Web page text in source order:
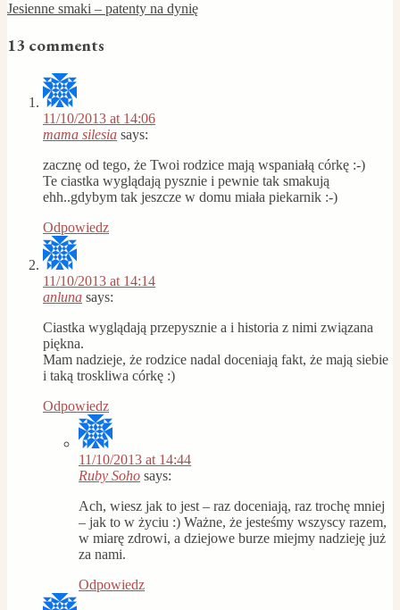
Jesienne smaki – patenty na dynię
13 comments
11/10/2013 at 14:06
mama silesia says:
zacznę od tego, że Twoi rodzice mają wspaniałą córkę :-)
Te ciastka wyglądają pysznie i pewnie tak smakują
ehh..gdybym tak jeszcze w domu miała piekarnik :-)
Odpowiedz
11/10/2013 at 14:14
anluna says:
Ciastka wyglądają przepysznie a i historia z nimi związana
piękna.
Mam nadzieje, że rodzice nadal doceniają fakt, że mają siebie
i taką troskliwa córkę :)
Odpowiedz
11/10/2013 at 14:44
Ruby Soho says:
Ach, wiesz jak to jest – raz doceniają, raz trochę mniej
– jak to w życiu :) Ważne, że jesteśmy wszyscy razem,
w miarę zdrowi, a dziejowe burze miejmy nadzieję już
za nami.
Odpowiedz